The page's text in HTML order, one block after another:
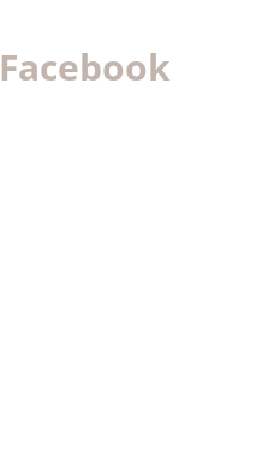
Facebook